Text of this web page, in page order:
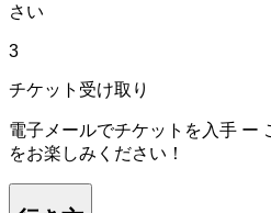
さい
3
チケット受け取り
電子メールでチケットを入手 ー
をお楽しみください！